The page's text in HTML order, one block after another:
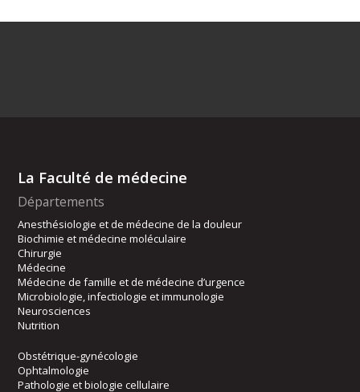
La Faculté de médecine
Départements
Anesthésiologie et de médecine de la douleur
Biochimie et médecine moléculaire
Chirurgie
Médecine
Médecine de famille et de médecine d’urgence
Microbiologie, infectiologie et immunologie
Neurosciences
Nutrition
Obstétrique-gynécologie
Ophtalmologie
Pathologie et biologie cellulaire